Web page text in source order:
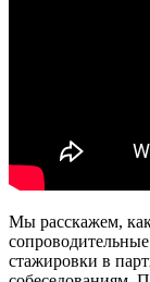
Мы расскажем,
стажировки в